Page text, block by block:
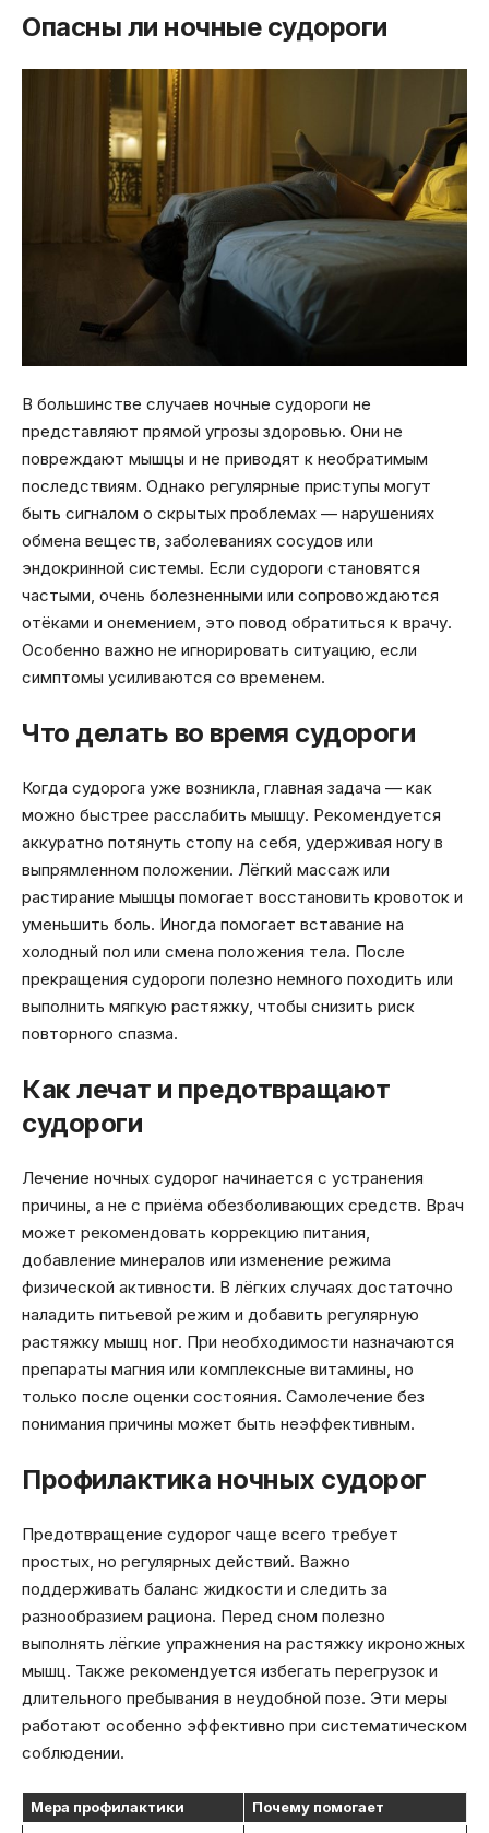
Опасны ли ночные судороги
В большинстве случаев ночные судороги не
представляют прямой угрозы здоровью. Они не
повреждают мышцы и не приводят к необратимым
последствиям. Однако регулярные приступы могут
быть сигналом о скрытых проблемах — нарушениях
обмена веществ, заболеваниях сосудов или
эндокринной системы. Если судороги становятся
частыми, очень болезненными или сопровождаются
отёками и онемением, это повод обратиться к врачу.
Особенно важно не игнорировать ситуацию, если
симптомы усиливаются со временем.
Что делать во время судороги
Когда судорога уже возникла, главная задача — как
можно быстрее расслабить мышцу. Рекомендуется
аккуратно потянуть стопу на себя, удерживая ногу в
выпрямленном положении. Лёгкий массаж или
растирание мышцы помогает восстановить кровоток и
уменьшить боль. Иногда помогает вставание на
холодный пол или смена положения тела. После
прекращения судороги полезно немного походить или
выполнить мягкую растяжку, чтобы снизить риск
повторного спазма.
Как лечат и предотвращают
судороги
Лечение ночных судорог начинается с устранения
причины, а не с приёма обезболивающих средств. Врач
может рекомендовать коррекцию питания,
добавление минералов или изменение режима
физической активности. В лёгких случаях достаточно
наладить питьевой режим и добавить регулярную
растяжку мышц ног. При необходимости назначаются
препараты магния или комплексные витамины, но
только после оценки состояния. Самолечение без
понимания причины может быть неэффективным.
Профилактика ночных судорог
Предотвращение судорог чаще всего требует
простых, но регулярных действий. Важно
поддерживать баланс жидкости и следить за
разнообразием рациона. Перед сном полезно
выполнять лёгкие упражнения на растяжку икроножных
мышц. Также рекомендуется избегать перегрузок и
длительного пребывания в неудобной позе. Эти меры
работают особенно эффективно при систематическом
соблюдении.
Мера профилактики Почему помогает